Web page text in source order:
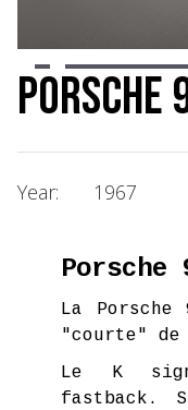
Porsche
Year: 1967
Porsche
La
"courte" de
Le K
fastback.